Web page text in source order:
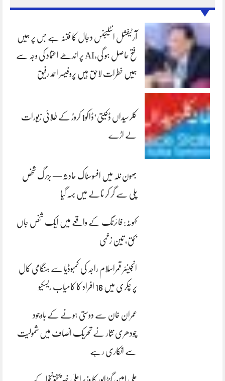
آرٹیفشل انٹلیجنس دجال کا فتنہ ہے جس پر ہمیں
فتح حاصل ہو گی،AI پر اندھے اعتماد کی وجہ سے
ہمیں خطرات لاحق ہیں پروفیسر احمد رفیق
کلرسیداں ڈکیتی‘ڈاکو1 کروڑ کے طلائی زیورات
لے اڑے
بھون نلہ میں افسوسناک حادثہ — بزرگ شخص
پلی سے گر کر نالے میں بہہ گیا
کہوٹہ: فائرنگ کے واقعے میں ایک شخص جاں
بحق، تین زخمی
انجینئر قمراسلام راجہ کی کمبوڈیا سے ہنگامی کال
پر چکری میں 16 افراد کا کامیاب ریسکیو
عمران خان سے دوستی ہونے کے باوجود
چودھری نثار نے تحریک انصاف میں شمولیت
سے انکاری رہے
علی امین گنڈاپور کا وزیراعلیٰ خیبرپختونخوا کے